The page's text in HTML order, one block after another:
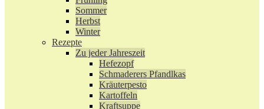
Sommer
Herbst
Winter
Rezepte
Zu jeder Jahreszeit
Hefezopf
Schmaderers Pfandlkas
Kräuterpesto
Kartoffeln
Kraftsuppe